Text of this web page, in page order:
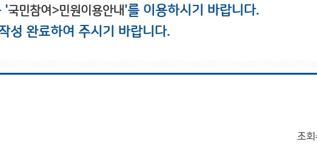
'국민참여>민원이용안내'를 이용하시기 바랍니다.
성 완료하여 주시기 바랍니다.
조회